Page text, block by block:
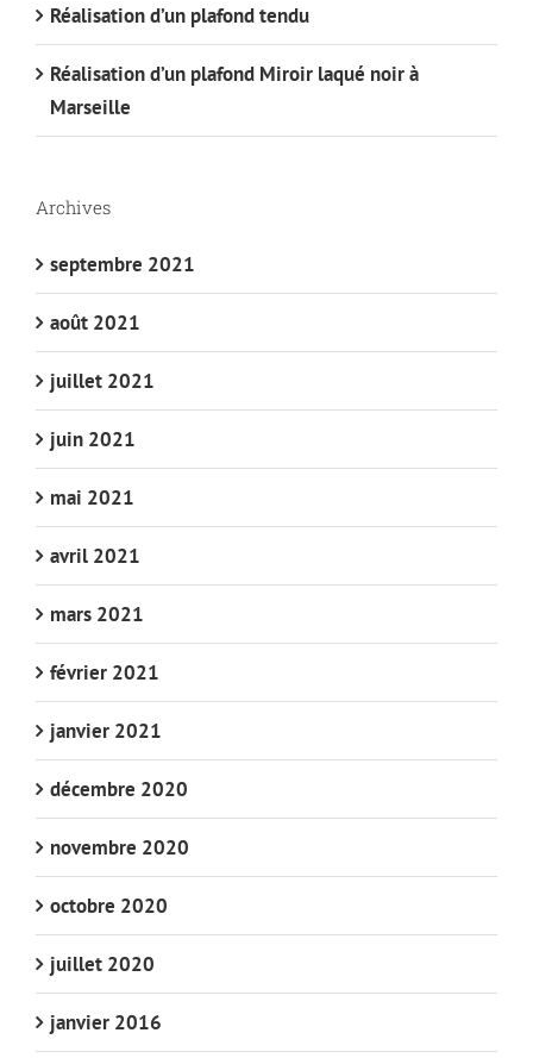
Réalisation d’un plafond tendu
Réalisation d’un plafond Miroir laqué noir à
Marseille
Archives
septembre 2021
août 2021
juillet 2021
juin 2021
mai 2021
avril 2021
mars 2021
février 2021
janvier 2021
décembre 2020
novembre 2020
octobre 2020
juillet 2020
janvier 2016